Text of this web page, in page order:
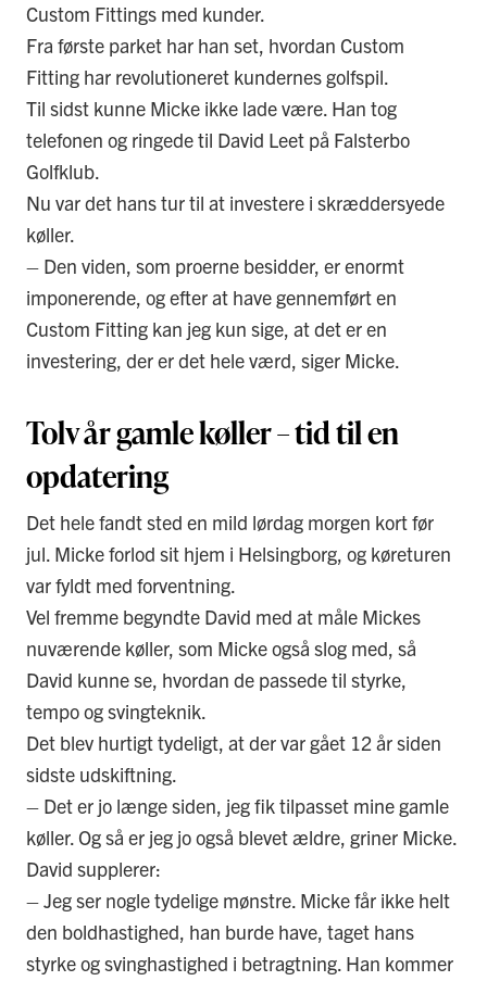
Custom Fittings med kunder.
Fra første parket har han set, hvordan Custom
Fitting har revolutioneret kundernes golfspil.
Til sidst kunne Micke ikke lade være. Han tog
telefonen og ringede til David Leet på Falsterbo
Golfklub.
Nu var det hans tur til at investere i skræddersyede
køller.
– Den viden, som proerne besidder, er enormt
imponerende, og efter at have gennemført en
Custom Fitting kan jeg kun sige, at det er en
investering, der er det hele værd, siger Micke.
Tolv år gamle køller – tid til en
opdatering
Det hele fandt sted en mild lørdag morgen kort før
jul. Micke forlod sit hjem i Helsingborg, og køreturen
var fyldt med forventning.
Vel fremme begyndte David med at måle Mickes
nuværende køller, som Micke også slog med, så
David kunne se, hvordan de passede til styrke,
tempo og svingteknik.
Det blev hurtigt tydeligt, at der var gået 12 år siden
sidste udskiftning.
– Det er jo længe siden, jeg fik tilpasset mine gamle
køller. Og så er jeg jo også blevet ældre, griner Micke.
David supplerer:
– Jeg ser nogle tydelige mønstre. Micke får ikke helt
den boldhastighed, han burde have, taget hans
styrke og svinghastighed i betragtning. Han kommer